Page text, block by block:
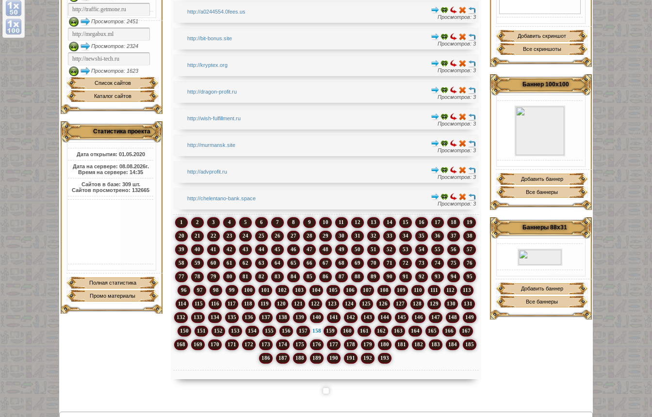
Просмотров: 2451
Просмотров: 2324
Просмотров: 1623
Список сайтов
Каталог сайтов
Статистика проекта
Дата открытия: 01.05.2020
Дата на сервере: 08.08.2026г.
Время на сервере: 14:35
Сайтов в базе: 309 шт.
Сайтов просмотрено: 132665
Полная статистика
Промо материалы
Добавить скриншот
Все скриншоты
Баннер 100х100
Добавить баннер
Все баннеры
Баннеры 88х31
Добавить баннер
Все баннеры
http://a0244554.0fees.us
Просмотров: 3
http://bit-bonus.site
Просмотров: 3
http://kryptex.org
Просмотров: 3
http://dragon-profit.ru
Просмотров: 3
http://wish-fulfillment.ru
Просмотров: 3
http://murmansk.site
Просмотров: 3
http://advprofit.ru
Просмотров: 3
http://chelentano-bank.space
Просмотров: 3
1 2 3 4 5 6 7 8 9 10 11 12 13 14 15 16 17 18 19
20 21 22 23 24 25 26 27 28 29 30 31 32 33 34 35 36 37 38
39 40 41 42 43 44 45 46 47 48 49 50 51 52 53 54 55 56 57
58 59 60 61 62 63 64 65 66 67 68 69 70 71 72 73 74 75 76
77 78 79 80 81 82 83 84 85 86 87 88 89 90 91 92 93 94 95
96 97 98 99 100 101 102 103 104 105 106 107 108 109 110 111 112 113
114 115 116 117 118 119 120 121 122 123 124 125 126 127 128 129 130 131
132 133 134 135 136 137 138 139 140 141 142 143 144 145 146 147 148 149
150 151 152 153 154 155 156 157 158 159 160 161 162 163 164 165 166 167
168 169 170 171 172 173 174 175 176 177 178 179 180 181 182 183 184 185
186 187 188 189 190 191 192 193